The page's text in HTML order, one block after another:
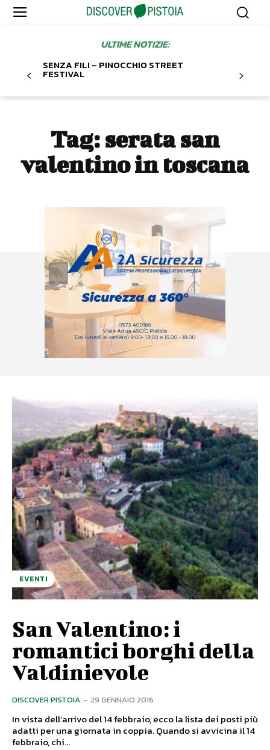
ULTIME NOTIZIE:
SENZA FILI – PINOCCHIO STREET
FESTIVAL
Tag: serata san
valentino in toscana
EVENTI
San Valentino: i
romantici borghi della
Valdinievole
DISCOVER PISTOIA - 29 GENNAIO 2016
In vista dell’arrivo del 14 febbraio, ecco la lista dei posti più
adatti per una giornata in coppia. Quando si avvicina il 14
febbraio, chi...